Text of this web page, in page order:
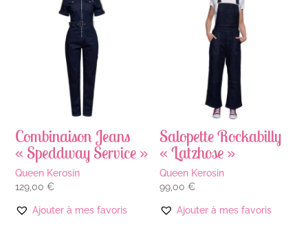
Combinaison Jeans
« Speddway Service »
Queen Kerosin
129,00€
Ajouter à mes favoris
Salopette Rockabilly
« Latzhose »
Queen Kerosin
99,00€
Ajouter à mes favoris